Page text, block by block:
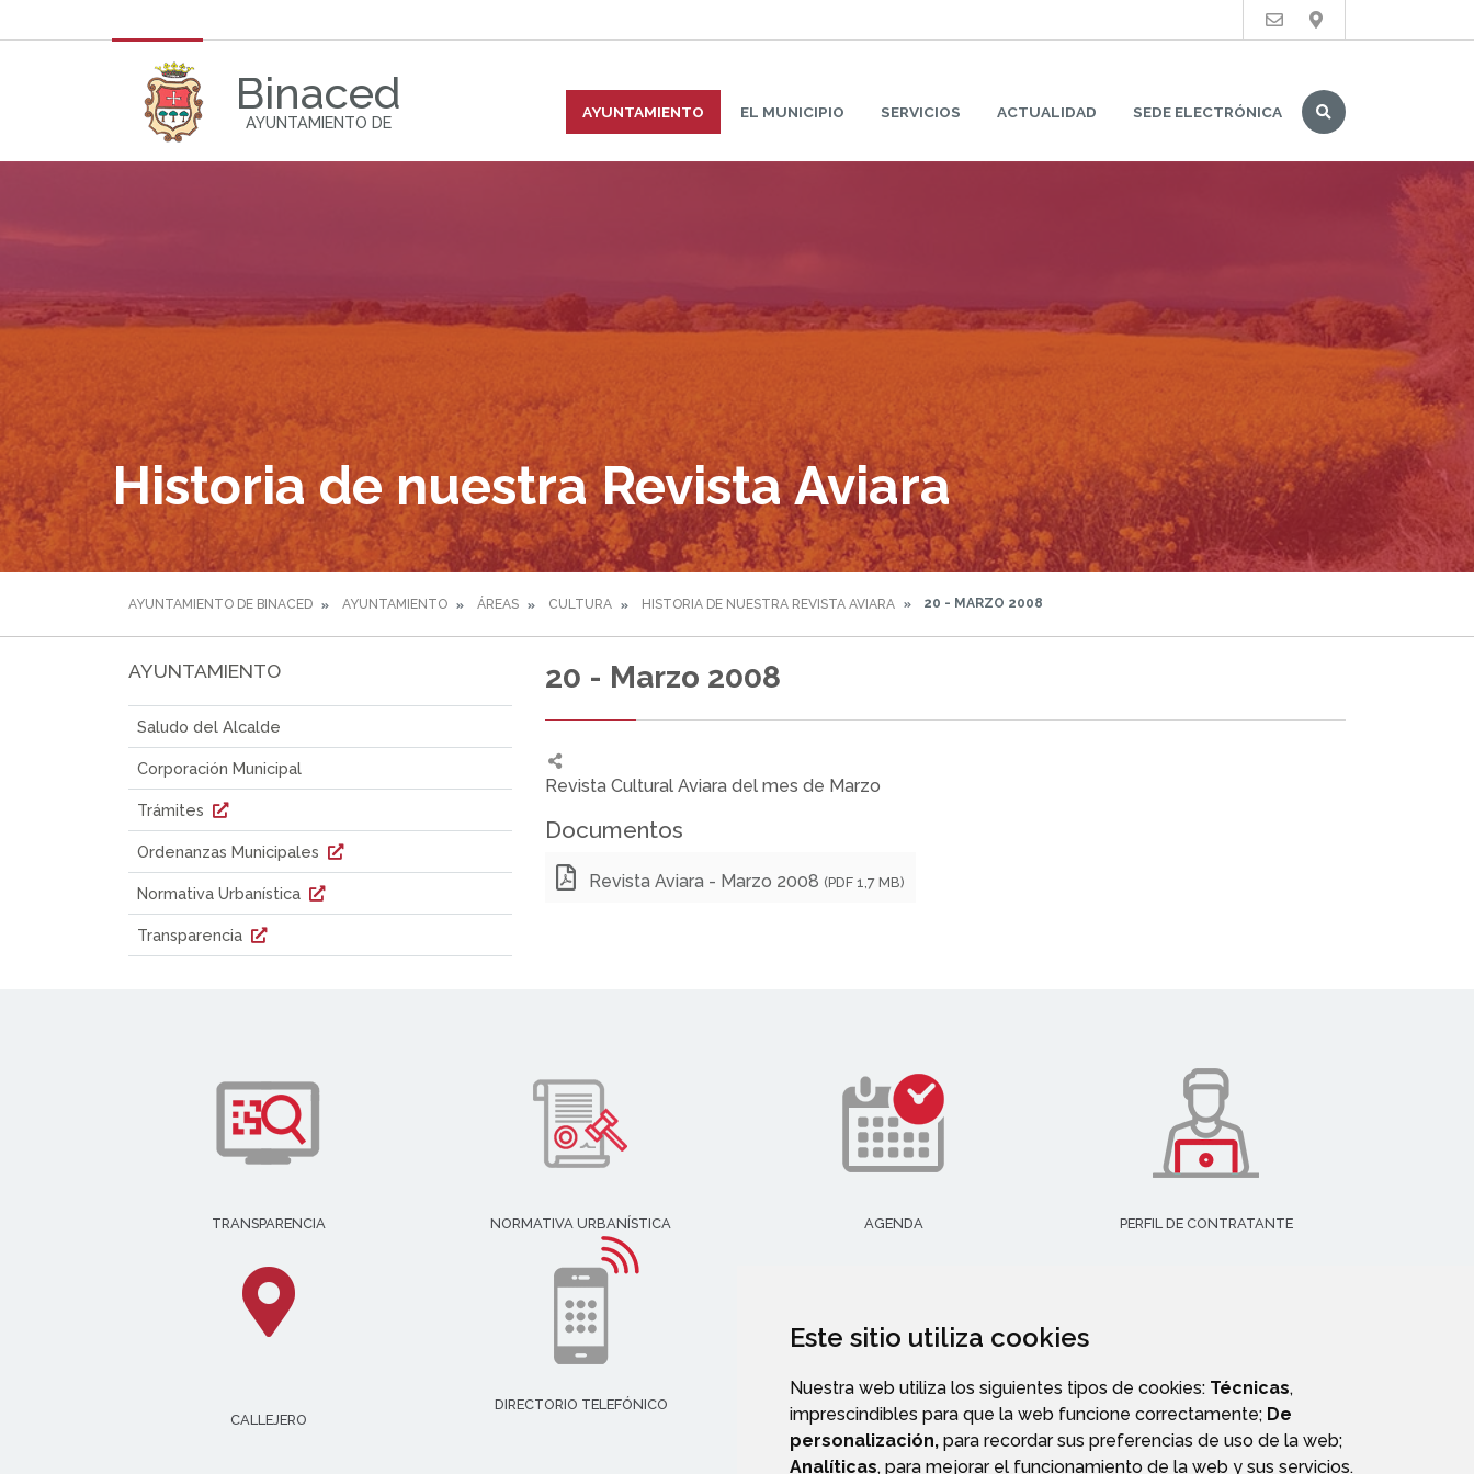
Este sitio utiliza cookies
Nuestra web utiliza los siguientes tipos de cookies: Técnicas,
imprescindibles para que la web funcione correctamente; De
personalización, para recordar sus preferencias de uso de la web;
Analíticas, para mejorar el funcionamiento de la web y sus servicios.
Binaced
AYUNTAMIENTO DE
AYUNTAMIENTO EL MUNICIPIO SERVICIOS ACTUALIDAD SEDE ELECTRÓNICA
Buscar
Historia de nuestra Revista Aviara
AYUNTAMIENTO DE BINACED AYUNTAMIENTO ÁREAS CULTURA HISTORIA DE NUESTRA REVISTA AVIARA 20 - MARZO 2008
AYUNTAMIENTO
Saludo del Alcalde
Corporación Municipal
Trámites
Ordenanzas Municipales
Normativa Urbanística
Transparencia
20 - Marzo 2008
Revista Cultural Aviara del mes de Marzo
Documentos
Revista Aviara - Marzo 2008 (PDF 1,7 MB)
TRANSPARENCIA NORMATIVA URBANÍSTICA AGENDA PERFIL DE CONTRATANTE
CALLEJERO
DIRECTORIO TELEFÓNICO